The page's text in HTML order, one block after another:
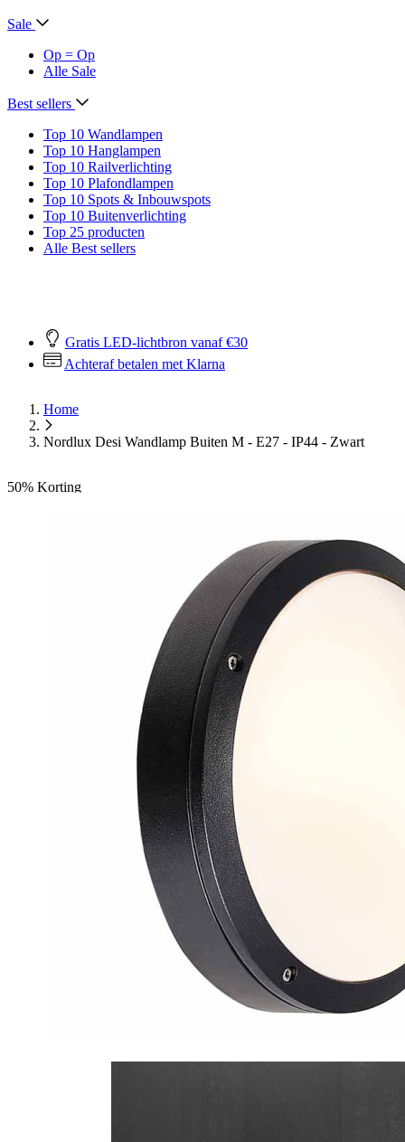
Sale
Op = Op
Alle Sale
Best sellers
Top 10 Wandlampen
Top 10 Hanglampen
Top 10 Railverlichting
Top 10 Plafondlampen
Top 10 Spots & Inbouwspots
Top 10 Buitenverlichting
Top 25 producten
Alle Best sellers
Gratis LED-lichtbron vanaf €30
Achteraf betalen met Klarna
Home
Nordlux Desi Wandlamp Buiten M - E27 - IP44 - Zwart
50% Korting